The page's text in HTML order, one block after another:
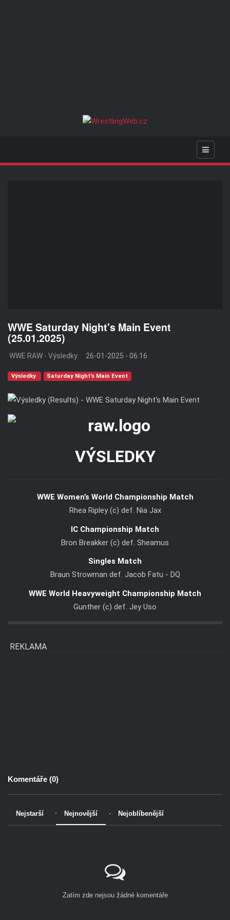
WWE Saturday Night's Main Event
(25.01.2025)
WWE RAW - Výsledky 26-01-2025 - 06:16
Výsledky Saturday Night’s Main Event
VÝSLEDKY
WWE Women’s World Championship Match
Rhea Ripley (c) def. Nia Jax
IC Championship Match
Bron Breakker (c) def. Sheamus
Singles Match
Braun Strowman def. Jacob Fatu - DQ
WWE World Heavyweight Championship Match
Gunther (c) def. Jey Uso
REKLAMA
Komentáře (0)
Nejstarší Nejnovější Nejoblíbenější
Zatím zde nejsou žádné komentáře